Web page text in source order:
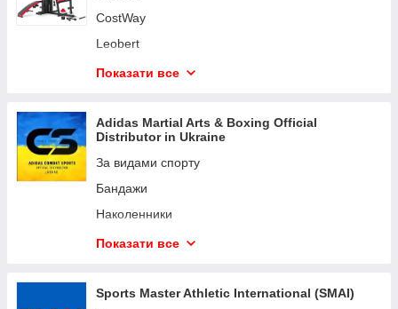
Спортивна магнезія
Велорукавиці та для інвалідного візка
Шкіряні рукавички
Українська символіка, екошопери
Товарі для дому
CostWay
Leobert
York Fitness
Outtec
Hop-Sport німецький бренд спортивного
обладнання
Trex Sport
DiVolio
Показати все
Adidas Martial Arts & Boxing Official
Distributor in Ukraine
За видами спорту
Бандажи
Наколенники
Манекены для единоборств
Тренировочное кимоно
Показати все
Sports Master Athletic International (SMAI)